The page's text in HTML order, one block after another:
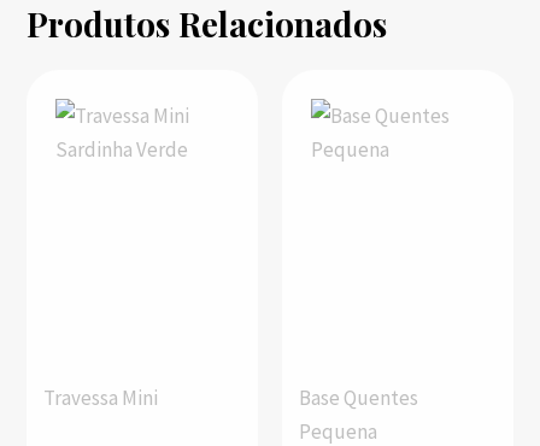
Produtos Relacionados
Travessa Mini
Base Quentes
Pequena